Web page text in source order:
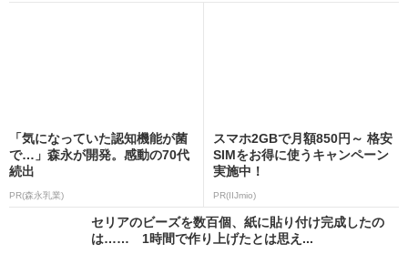
「気になっていた認知機能が菌
で…」森永が開発。感動の70代
続出
PR(森永乳業)
スマホ2GBで月額850円～ 格安
SIMをお得に使うキャンペーン
実施中！
PR(IIJmio)
セリアのビーズを数百個、紙に貼り付け完成したの
は…… 1時間で作り上げたとは思え...